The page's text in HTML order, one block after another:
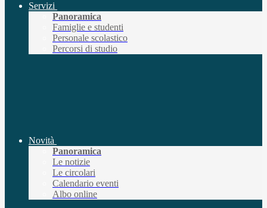
Servizi
Panoramica
Famiglie e studenti
Personale scolastico
Percorsi di studio
Novità
Panoramica
Le notizie
Le circolari
Calendario eventi
Albo online